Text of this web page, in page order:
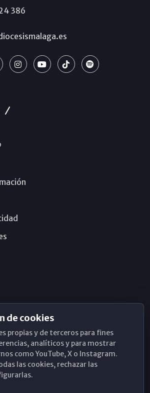
386
de cookies
propias y de terceros para fines
analíticos y para mostrar
como YouTube, X o Instagram.
las cookies, rechazar las